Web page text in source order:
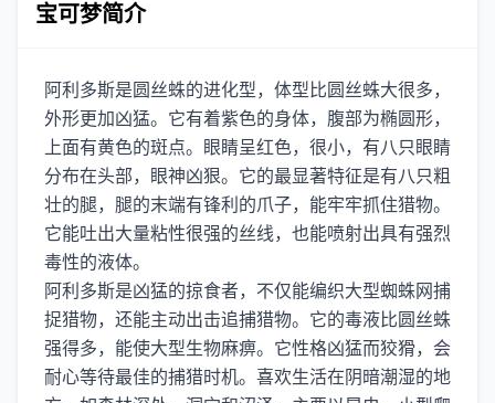
宝可梦简介
阿利多斯是圆丝蛛的进化型，体型比圆丝蛛大很多，
外形更加凶猛。它有着紫色的身体，腹部为椭圆形，
上面有黄色的斑点。眼睛呈红色，很小，有八只眼睛
分布在头部，眼神凶狠。它的最显著特征是有八只粗
壮的腿，腿的末端有锋利的爪子，能牢牢抓住猎物。
它能吐出大量粘性很强的丝线，也能喷射出具有强烈
毒性的液体。
阿利多斯是凶猛的掠食者，不仅能编织大型蜘蛛网捕
捉猎物，还能主动出击追捕猎物。它的毒液比圆丝蛛
强得多，能使大型生物麻痹。它性格凶猛而狡猾，会
耐心等待最佳的捕猎时机。喜欢生活在阴暗潮湿的地